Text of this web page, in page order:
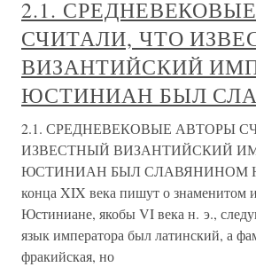
2.1.
СЧИТАЛИ, ЧТО
ВИЗАНТИЙСКИЙ
ЮСТИНИАН БЫЛ
2.1. СРЕДНЕВЕКОВЫЕ АВТОРЫ
ИЗВЕСТНЫЙ ВИЗАНТИЙСКИЙ
ЮСТИНИАН БЫЛ СЛАВЯНИНОМ
конца XIX века пишут о знаменитом
Юстиниане, якобы VI века н. э.,
язык императора был латинский, а
фракийская, но